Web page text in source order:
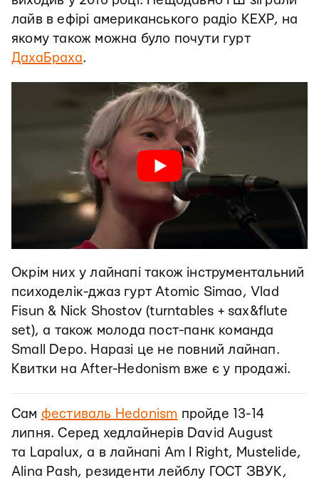
лайв в ефірі американського радіо KEXP, на
якому також можна було почути гурт
ДахаБраха.
Окрім них у лайнапі також інструментальний
психоделік-джаз гурт Atomic Simao, Vlad
Fisun & Nick Shostov (turntables + sax&flute
set), а також молода пост-панк команда
Small Depo. Наразі це не повний лайнап.
Квитки на After-Hedonism вже є у продажі.
Сам фестиваль Hedonism пройде 13-14
липня. Серед хедлайнерів David August
та Lapalux, а в лайнапі Am I Right, Mustelide,
Alina Pash, резиденти лейблу ГОСТ ЗВУК,